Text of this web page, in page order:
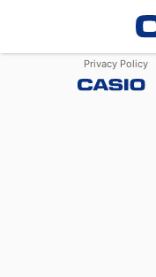
Privacy Policy